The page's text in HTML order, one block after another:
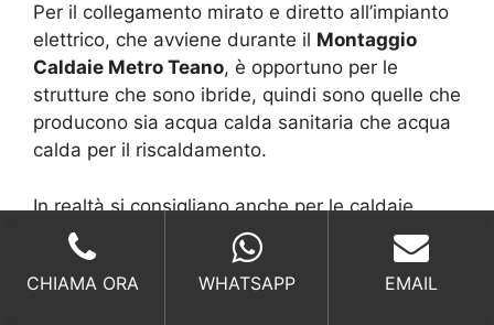
Per il collegamento mirato e diretto all’impianto
elettrico, che avviene durante il Montaggio
Caldaie Metro Teano, è opportuno per le
strutture che sono ibride, quindi sono quelle che
producono sia acqua calda sanitaria che acqua
calda per il riscaldamento.
In realtà si consigliano anche per le caldaie
dove non si vuole soffrire del problema del
controllo della qualità della spina o di ricezione.
Ovviamente i dubbi sono molti, ma anche in
CHIAMA ORA WHATSAPP EMAIL